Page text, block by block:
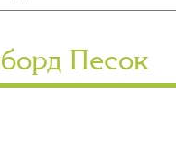
Песок